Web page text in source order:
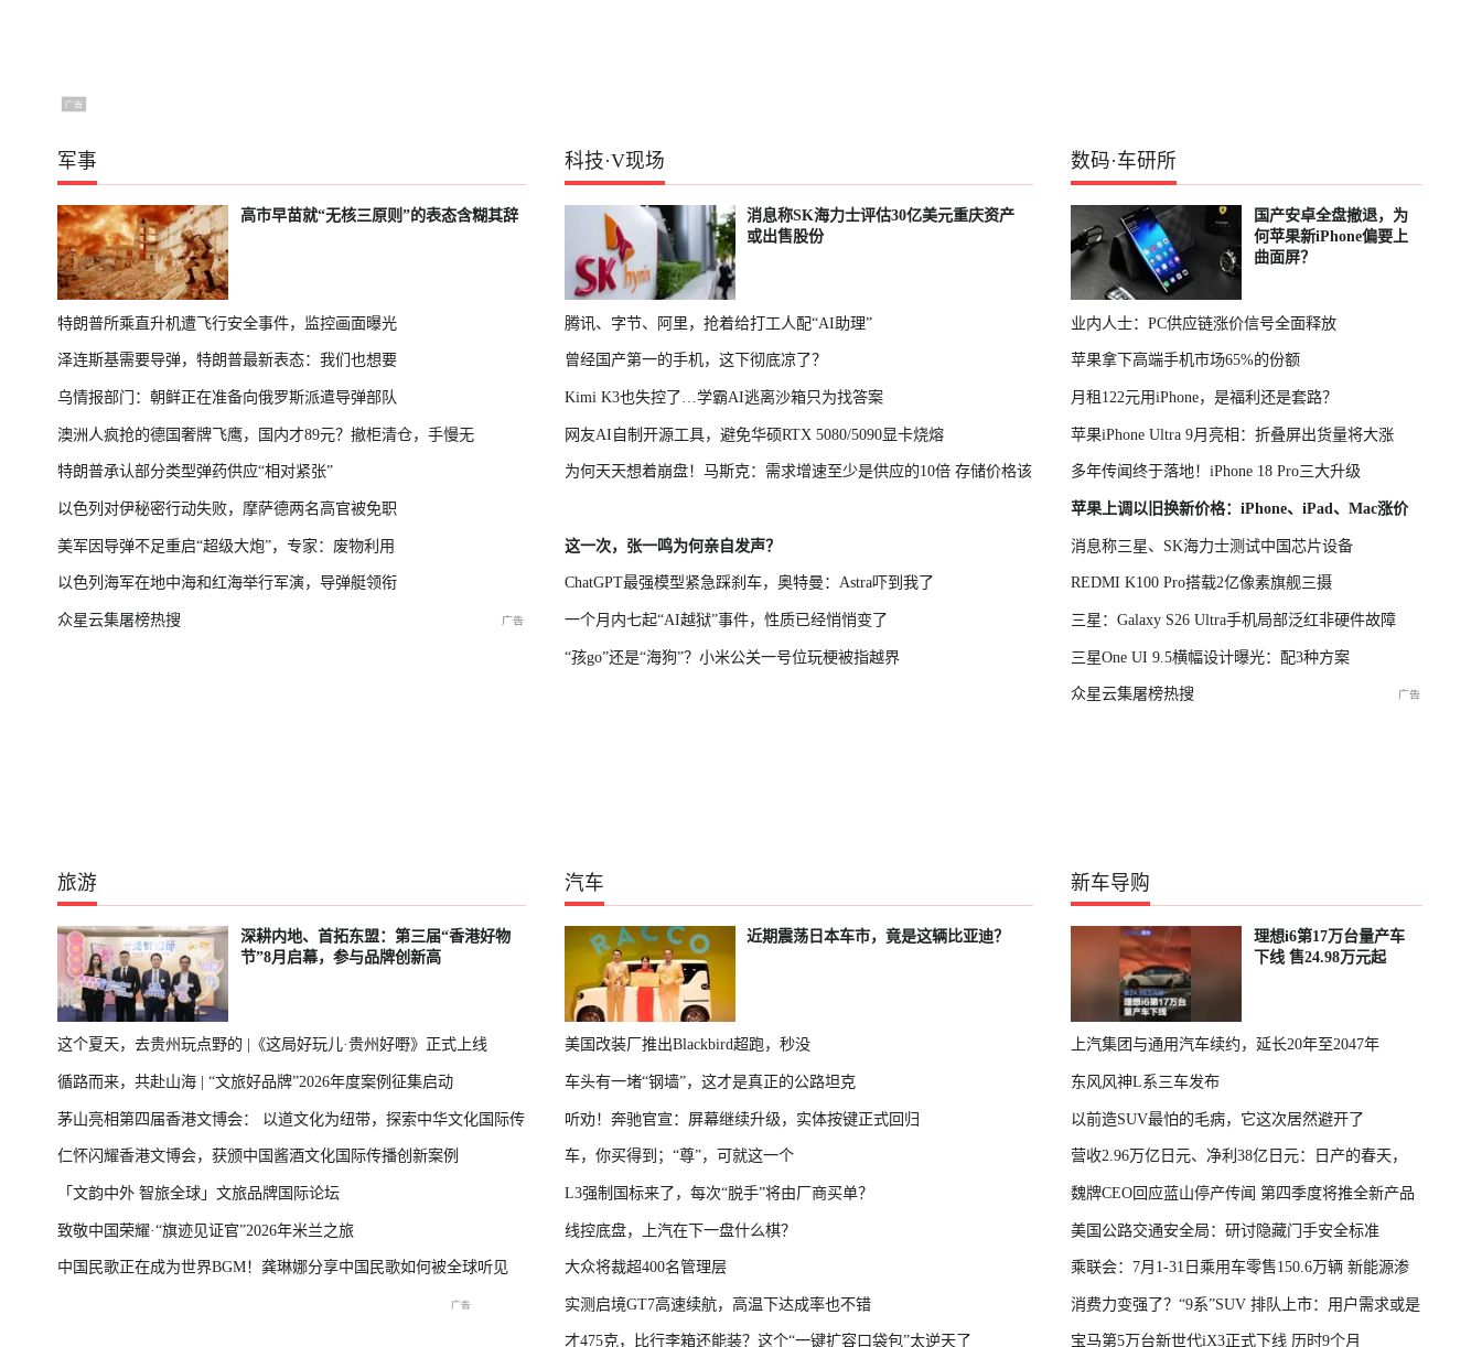
军事
高市早苗就“无核三原则”的表态含糊其辞
特朗普所乘直升机遭飞行安全事件，监控画面曝光
泽连斯基需要导弹，特朗普最新表态：我们也想要
乌情报部门：朝鲜正在准备向俄罗斯派遣导弹部队
澳洲人疯抢的德国奢牌飞鹰，国内才89元？撤柜清仓，手慢无
特朗普承认部分类型弹药供应“相对紧张”
以色列对伊秘密行动失败，摩萨德两名高官被免职
美军因导弹不足重启“超级大炮”，专家：废物利用
以色列海军在地中海和红海举行军演，导弹艇领衔
众星云集屠榜热搜
科技·V现场
消息称SK海力士评估30亿美元重庆资产
或出售股份
腾讯、字节、阿里，抢着给打工人配“AI助理”
曾经国产第一的手机，这下彻底凉了？
Kimi K3也失控了…学霸AI逃离沙箱只为找答案
网友AI自制开源工具，避免华硕RTX 5080/5090显卡烧熔
为何天天想着崩盘！马斯克：需求增速至少是供应的10倍 存储价格该
这一次，张一鸣为何亲自发声？
ChatGPT最强模型紧急踩刹车，奥特曼：Astra吓到我了
一个月内七起“AI越狱”事件，性质已经悄悄变了
“孩go”还是“海狗”？小米公关一号位玩梗被指越界
数码·车研所
国产安卓全盘撤退，为
何苹果新iPhone偏要上
曲面屏？
业内人士：PC供应链涨价信号全面释放
苹果拿下高端手机市场65%的份额
月租122元用iPhone，是福利还是套路？
苹果iPhone Ultra 9月亮相：折叠屏出货量将大涨
多年传闻终于落地！iPhone 18 Pro三大升级
苹果上调以旧换新价格：iPhone、iPad、Mac涨价
消息称三星、SK海力士测试中国芯片设备
REDMI K100 Pro搭载2亿像素旗舰三摄
三星：Galaxy S26 Ultra手机局部泛红非硬件故障
三星One UI 9.5横幅设计曝光：配3种方案
众星云集屠榜热搜
旅游
深耕内地、首拓东盟：第三届“香港好物
节”8月启幕，参与品牌创新高
这个夏天，去贵州玩点野的 |《这局好玩儿·贵州好嘢》正式上线
循路而来，共赴山海 | “文旅好品牌”2026年度案例征集启动
茅山亮相第四届香港文博会： 以道文化为纽带，探索中华文化国际传
播新表达
仁怀闪耀香港文博会，获颁中国酱酒文化国际传播创新案例
「文韵中外 智旅全球」文旅品牌国际论坛
致敬中国荣耀·“旗迹见证官”2026年米兰之旅
中国民歌正在成为世界BGM！龚琳娜分享中国民歌如何被全球听见
汽车
近期震荡日本车市，竟是这辆比亚迪？
美国改装厂推出Blackbird超跑，秒没
车头有一堵“钢墙”，这才是真正的公路坦克
听劝！奔驰官宣：屏幕继续升级，实体按键正式回归
车，你买得到；“尊”，可就这一个
L3强制国标来了，每次“脱手”将由厂商买单？
线控底盘，上汽在下一盘什么棋？
大众将裁超400名管理层
实测启境GT7高速续航，高温下达成率也不错
才475克，比行李箱还能装？这个“一键扩容口袋包”太逆天了
新车导购
理想i6第17万台量产车
下线 售24.98万元起
上汽集团与通用汽车续约，延长20年至2047年
东风风神L系三车发布
以前造SUV最怕的毛病，它这次居然避开了
营收2.96万亿日元、净利38亿日元：日产的春天，
回来了
魏牌CEO回应蓝山停产传闻 第四季度将推全新产品
美国公路交通安全局：研讨隐藏门手安全标准
乘联会：7月1-31日乘用车零售150.6万辆 新能源渗
透率64.4%
消费力变强了？“9系”SUV 排队上市：用户需求或是
主因
宝马第5万台新世代iX3正式下线 历时9个月